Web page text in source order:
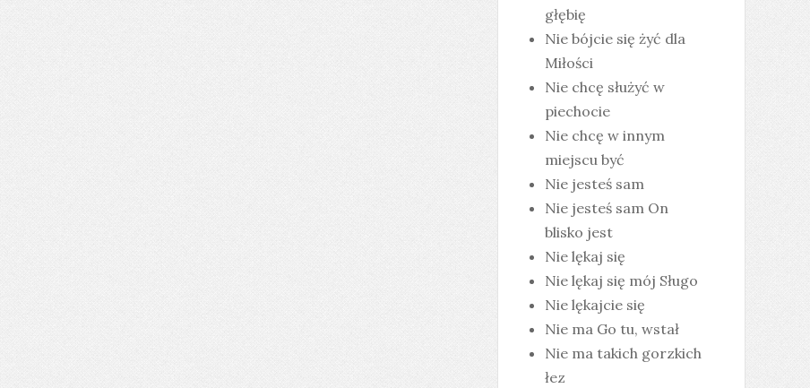
głębię
Nie bójcie się żyć dla
Miłości
Nie chcę służyć w
piechocie
Nie chcę w innym
miejscu być
Nie jesteś sam
Nie jesteś sam On
blisko jest
Nie lękaj się
Nie lękaj się mój Sługo
Nie lękajcie się
Nie ma Go tu, wstał
Nie ma takich gorzkich
łez